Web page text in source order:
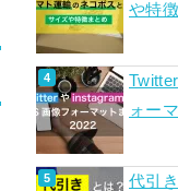
や特
ォー
代引